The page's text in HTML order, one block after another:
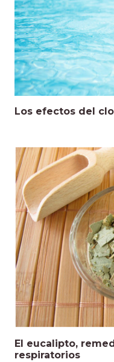
Los efectos del
El eucalipto,
respiratorios